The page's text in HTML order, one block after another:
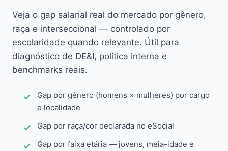
Veja o gap salarial real do mercado por gênero,
raça e interseccional — controlado por
escolaridade quando relevante. Útil para
diagnóstico de DE&I, política interna e
benchmarks reais.
Gap por gênero (homens × mulheres) por cargo
e localidade
Gap por raça/cor declarada no eSocial
Gap por faixa etária — jovens, meia-idade e